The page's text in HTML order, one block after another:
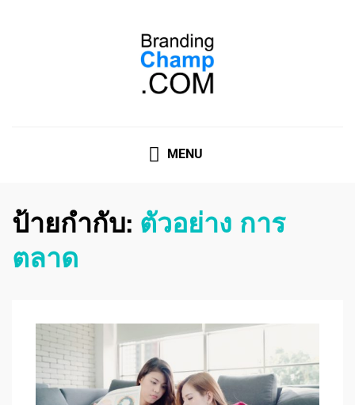
MENU
ป้ายกำกับ: ตัวอย่าง การ
ตลาด